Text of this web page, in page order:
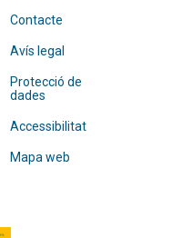
Contacte
Avís legal
Protecció de
dades
Accessibilitat
Mapa web